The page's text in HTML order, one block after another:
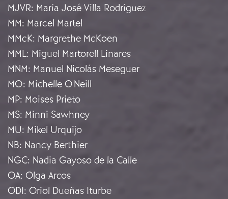
MJVR: María José Villa Rodríguez
MM: Marcel Martel
MMcK: Margrethe McKoen
MML: Miguel Martorell Linares
MNM: Manuel Nicolás Meseguer
MO: Michelle O'Neill
MP: Moises Prieto
MS: Minni Sawhney
MU: Mikel Urquijo
NB: Nancy Berthier
NGC: Nadia Gayoso de la Calle
OA: Olga Arcos
ODI: Oriol Dueñas Iturbe